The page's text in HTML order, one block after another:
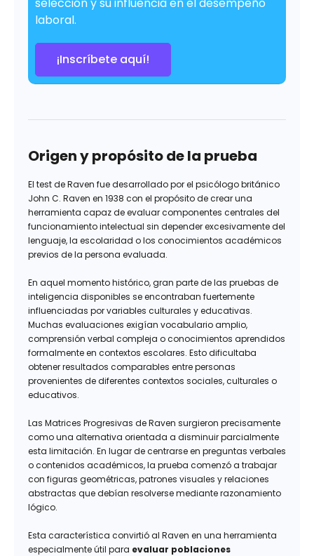
laboral.
¡Inscríbete aquí!
Origen y propósito de la prueba
El test de Raven fue desarrollado por el psicólogo británico
John C. Raven en 1938 con el propósito de crear una
herramienta capaz de evaluar componentes centrales del
funcionamiento intelectual sin depender excesivamente del
lenguaje, la escolaridad o los conocimientos académicos
previos de la persona evaluada.
En aquel momento histórico, gran parte de las pruebas de
inteligencia disponibles se encontraban fuertemente
influenciadas por variables culturales y educativas.
Muchas evaluaciones exigían vocabulario amplio,
comprensión verbal compleja o conocimientos aprendidos
formalmente en contextos escolares. Esto dificultaba
obtener resultados comparables entre personas
provenientes de diferentes contextos sociales, culturales o
educativos.
Las Matrices Progresivas de Raven surgieron precisamente
como una alternativa orientada a disminuir parcialmente
esta limitación. En lugar de centrarse en preguntas verbales
o contenidos académicos, la prueba comenzó a trabajar
con figuras geométricas, patrones visuales y relaciones
abstractas que debían resolverse mediante razonamiento
lógico.
Esta característica convirtió al Raven en una herramienta
especialmente útil para evaluar poblaciones